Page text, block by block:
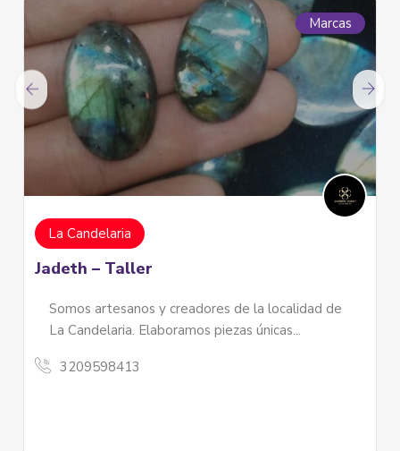
Marcas
La Candelaria
Jadeth – Taller
Somos artesanos y creadores de la localidad de
La Candelaria. Elaboramos piezas únicas...
3209598413